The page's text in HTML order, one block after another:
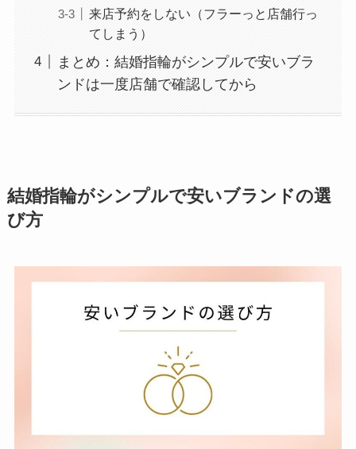
来店予約をしない（フラーっと店舗行っ
てしまう）
まとめ：結婚指輪がシンプルで安いブラ
ンドは一度店舗で確認してから
結婚指輪がシンプルで安いブランドの選
び方